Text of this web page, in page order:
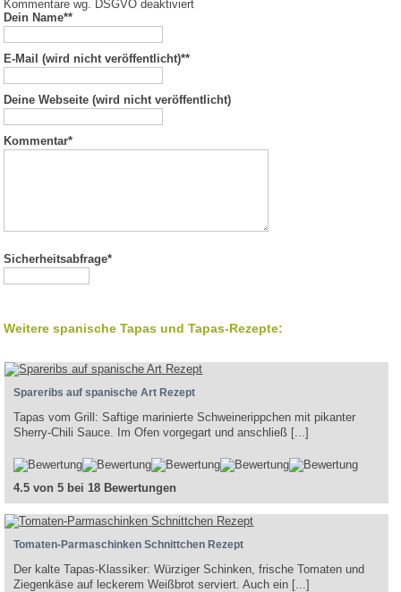
Kommentare wg. DSGVO deaktiviert
Dein Name**
E-Mail (wird nicht veröffentlicht)**
Deine Webseite (wird nicht veröffentlicht)
Kommentar*
Sicherheitsabfrage*
Weitere spanische Tapas und Tapas-Rezepte:
Spareribs auf spanische Art Rezept
Tapas vom Grill: Saftige marinierte Schweinerippchen mit pikanter
Sherry-Chili Sauce. Im Ofen vorgegart und anschließ [...]
4.5 von 5 bei 18 Bewertungen
Tomaten-Parmaschinken Schnittchen Rezept
Der kalte Tapas-Klassiker: Würziger Schinken, frische Tomaten und
Ziegenkäse auf leckerem Weißbrot serviert. Auch ein [...]